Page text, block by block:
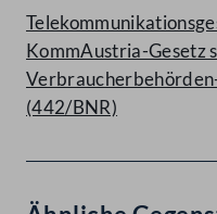
KommAustria-Gesetz
(442/BNR)